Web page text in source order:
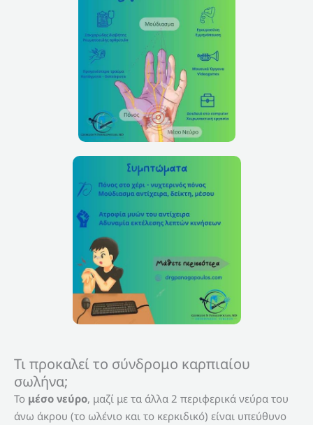
Τι προκαλεί το σύνδρομο καρπιαίου
σωλήνα;
Το μέσο νεύρο, μαζί με τα άλλα 2 περιφερικά νεύρα του
άνω άκρου (το ωλένιο και το κερκιδικό) είναι υπεύθυνο